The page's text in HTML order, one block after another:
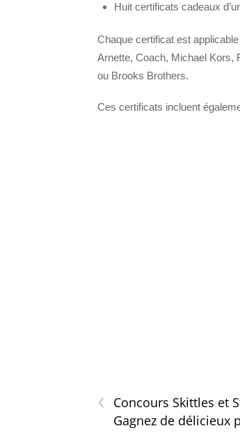
Huit certificats cadeaux
Chaque certificat est
Arnette, Coach, Michael Kors,
ou Brooks Brothers.
Ces certificats incluent
‹
Concours Skittles et
Gagnez de délicieux